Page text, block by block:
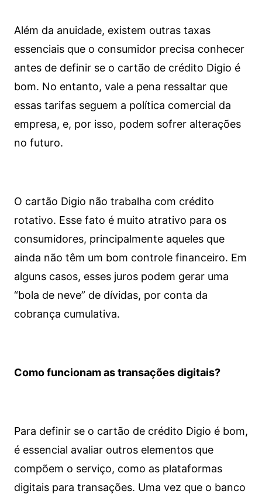
Além da anuidade, existem outras taxas
essenciais que o consumidor precisa conhecer
antes de definir se o cartão de crédito Digio é
bom. No entanto, vale a pena ressaltar que
essas tarifas seguem a política comercial da
empresa, e, por isso, podem sofrer alterações
no futuro.
O cartão Digio não trabalha com crédito
rotativo. Esse fato é muito atrativo para os
consumidores, principalmente aqueles que
ainda não têm um bom controle financeiro. Em
alguns casos, esses juros podem gerar uma
“bola de neve” de dívidas, por conta da
cobrança cumulativa.
Como funcionam as transações digitais?
Para definir se o cartão de crédito Digio é bom,
é essencial avaliar outros elementos que
compõem o serviço, como as plataformas
digitais para transações. Uma vez que o banco